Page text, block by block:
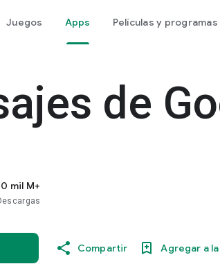
Juegos Apps Películas y programas
de
mil M+
Compartir Agregar a